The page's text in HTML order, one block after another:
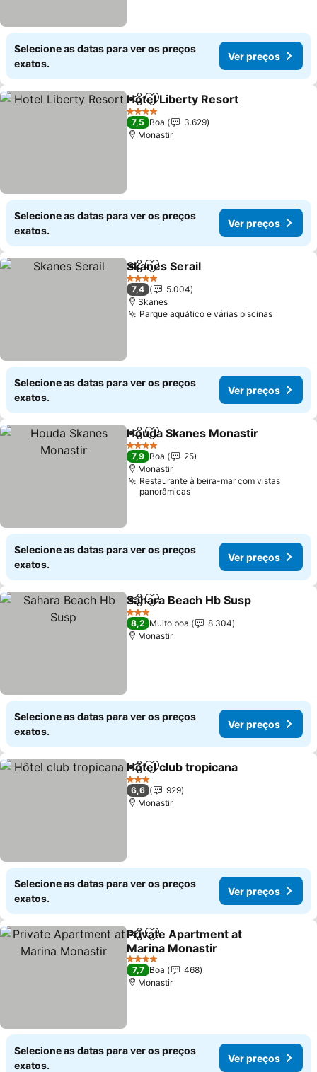
Selecione as datas para ver os preços
exatos.
Ver preços
PartilharAdicionar aos favoritos
Hotel Liberty Resort
4 Estrelas
7,5 Boa
3.629
Monastir
Selecione as datas para ver os preços
exatos.
Ver preços
PartilharAdicionar aos favoritos
Skanes Serail
4 Estrelas
7,4
5.004
Skanes
Parque aquático e várias piscinasVer
Selecione as datas para ver os preços
exatos.
Ver preços
PartilharAdicionar aos favoritos
Houda Skanes Monastir
4 Estrelas
7,9 Boa
25
Monastir
Restaurante à beira-mar com vistas
panorâmicas
Selecione as datas para ver os preços
exatos.
Ver preços
PartilharAdicionar aos favoritos
Sahara Beach Hb Susp
3 Estrelas
8,2 Muito boa
8.304
Monastir
Selecione as datas para ver os preços
exatos.
Ver preços
PartilharAdicionar aos favoritos
Hôtel club tropicana
3 Estrelas
6,6
929
Monastir
Selecione as datas para ver os preços
exatos.
Ver preços
PartilharAdicionar aos favoritos
Private Apartment at
Marina Monastir
Ver preços
4 Estrelas
7,7 Boa
468
Monastir
Selecione as datas para ver os preços
exatos.
Ver preços